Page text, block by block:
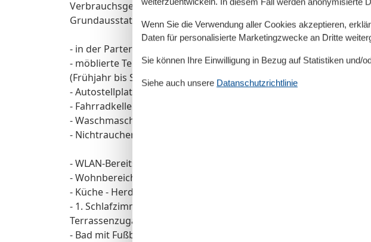
Verbrauchsgegenstände (Toilettenpapier, Müllbeutel, Spülmittel
Grundausstattung vorhanden, darüber hinaus aber selbst zu
- in der Parterre/Aufzug ab Tiefgarage
- möblierte Terrasse mit Meerblick (Nord/Ostlage) - Sonne bis
(Frühjahr bis Spätherbst)
- Autostellplatz Hiddensee 9a - Tiefgarage (Einfahrtshöhe 2,15 m)
- Fahrradkeller
- Waschmaschine und Trockner gegen Gebühr
- Nichtraucherappartement! Keine Haustiere!
- WLAN-Bereitstellung kostenfrei (ohne Gewähr)
- Wohnbereich (Meerblick) mit integrierter Küche und Essplatz
- Küche - Herd mit Backröhre, Mikrowelle, Kühlschrank mit
- 1. Schlafzimmer mit Doppelbett (Höhe 65 cm), Kleiderschrank und
Terrassenzugang
- Bad mit Fußbodenheizung und ebenerdige DU/WC
Wenn Sie die Verwendung aller Cookies akzeptieren,
Daten für personalisierte Marketingzwecke an Dritte
Sie können Ihre Einwilligung in Bezug auf Statistiken und/
Siehe auch unsere Datanschutzrichtlinie